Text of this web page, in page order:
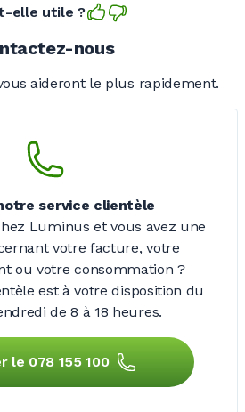
elle utile ?
nous
aideront le plus rapidement.
service clientèle
Luminus et vous avez une
votre facture, votre
ou votre consommation ?
est à votre disposition du
de8 à 18 heures.
le 078 155 100